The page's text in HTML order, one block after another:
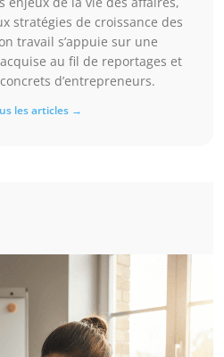
stratégies de croissance des
travail s’appuie sur une
au fil de reportages et
d’entrepreneurs.
les articles →